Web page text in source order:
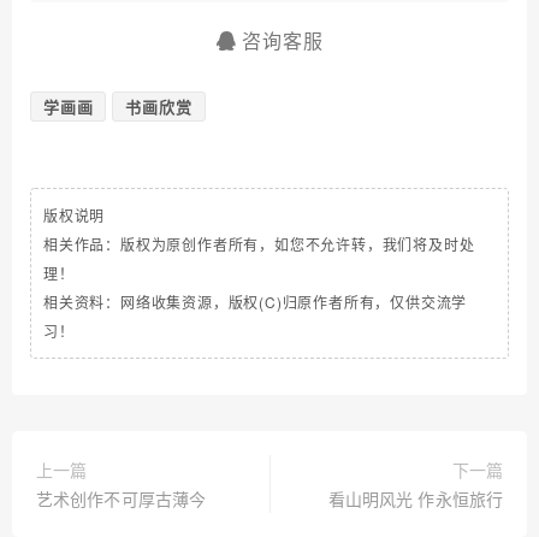
咨询客服
学画画 书画欣赏
版权说明
相关作品：版权为原创作者所有，如您不允许转，我们将及时处
理！
相关资料：网络收集资源，版权(C)归原作者所有，仅供交流学
习！
上一篇
艺术创作不可厚古薄今
下一篇
看山明风光 作永恒旅行